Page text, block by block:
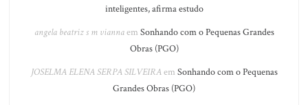
inteligentes, afirma estudo
angela beatriz s m viannaem Sonhando com o Pequenas Grandes
Obras (PGO)
JOSELMA ELENA SERPA SILVEIRAem Sonhando com o Pequenas
Grandes Obras (PGO)